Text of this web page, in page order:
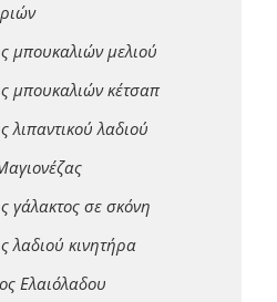
μελιού
κέτσαπ
λαδιού
σε σκόνη
κινητήρα
Ελαιόλαδου